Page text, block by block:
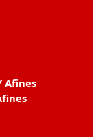
Afines